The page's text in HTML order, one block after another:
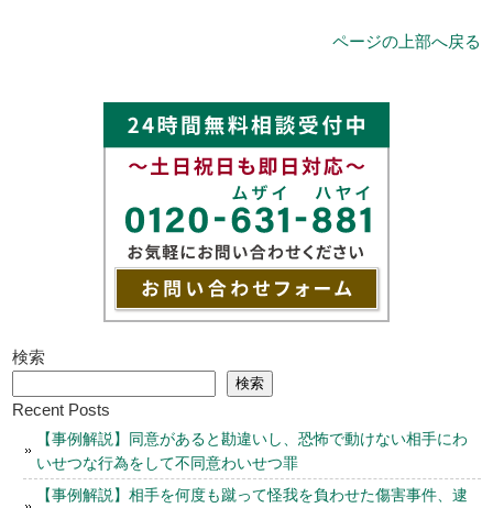
ページの上部へ戻る
検索
検索
Recent Posts
【事例解説】同意があると勘違いし、恐怖で動けない相手にわ
いせつな行為をして不同意わいせつ罪
【事例解説】相手を何度も蹴って怪我を負わせた傷害事件、逮